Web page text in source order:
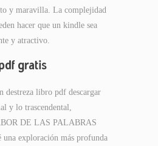
y maravilla. La complejidad
hacer que un kindle sea
y atractivo.
gratis
destreza libro pdf descargar
y lo trascendental,
DE LAS PALABRAS
una exploración más profunda